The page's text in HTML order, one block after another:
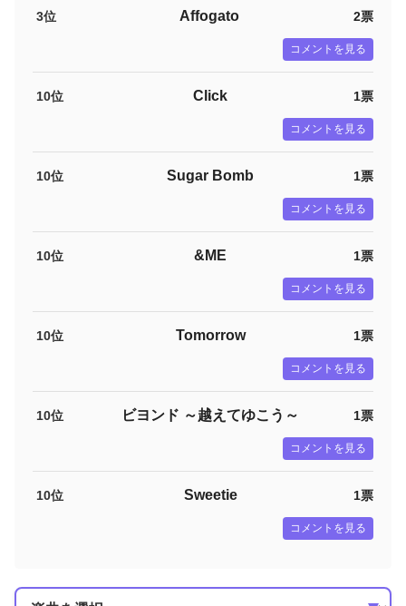
3位 Affogato 2票
コメントを見る
10位 Click 1票
コメントを見る
10位 Sugar Bomb 1票
コメントを見る
10位 &ME 1票
コメントを見る
10位 Tomorrow 1票
コメントを見る
10位 ビヨンド ～越えてゆこう～ 1票
コメントを見る
10位 Sweetie 1票
コメントを見る